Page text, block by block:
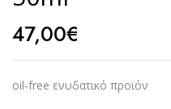
47,00€
oil-free ενυδατικό προϊόν